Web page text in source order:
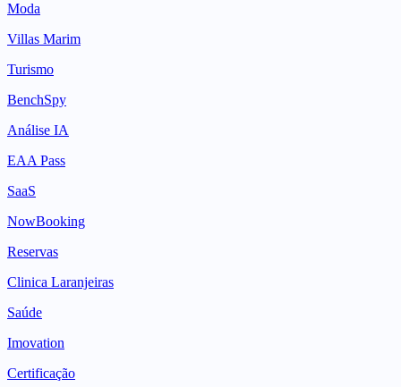
Moda
Villas Marim
Turismo
BenchSpy
Análise IA
EAA Pass
SaaS
NowBooking
Reservas
Clinica Laranjeiras
Saúde
Imovation
Certificação